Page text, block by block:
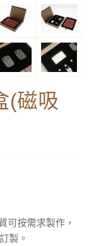
(磁吸
可按需求製作，
製。